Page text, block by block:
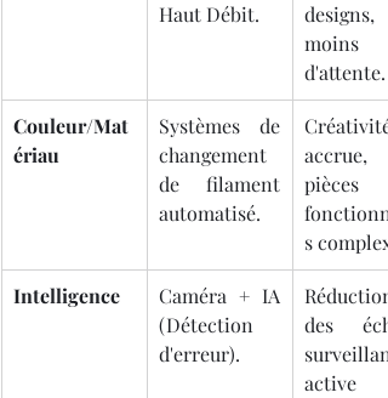
Haut Débit.
designs,
moins
d'attente.
Couleur/Mat
ériau
Systèmes de
changement
de filament
automatisé.
Créativité
accrue,
pièces
s
Intelligence
Caméra + IA
(Détection
d'erreur).
Réduction
des
active